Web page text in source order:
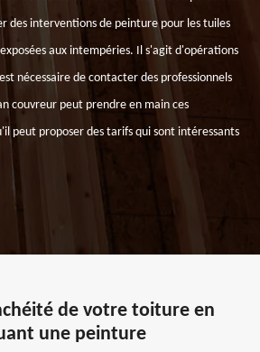
des interventions de peinture pour les tuiles
aux intempéries. Il s'agit d'opérations
nécessaire de contacter des professionnels
couvreur peut prendre en main ces
peut proposer des tarifs qui sont intéressants
de votre toiture en
une peinture